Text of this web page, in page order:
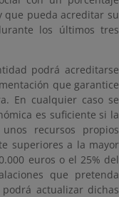
que pueda acreditar su
los últimos tres
podrá acreditarse
que garantice
En cualquier caso se
es suficiente si la
recursos propios
superiores a la mayor
euros o el 25% del
que pretenda
actualizar dichas